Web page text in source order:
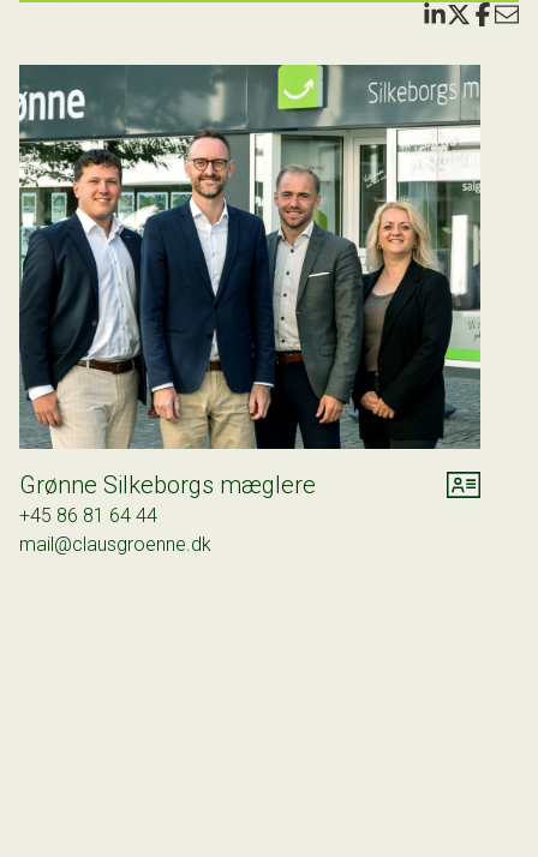
omgivelser. Derudover er der god plads til leg på
niveauer. Med terrassen placeret perfekt får du fuld
udnyttelse af solen hele dagen.
Vi fremhæver:
* God sydvendt terrasse
* Flere gode rum
* Hus med mange muligheder
* Mulighed for at sætte dit eget præg
* Sund og velholdt bolig - trænger til indvendig modernisering
* 198 etagemeter
Grønne Silkeborgs mæglere
+45 86 81 64 44
mail@clausgroenne.dk